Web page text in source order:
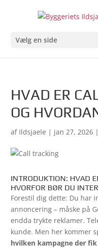
Vælg en side
HVAD ER
OG
af Ildsjaele | jan 27, 2026
INTRODUKTION: HVAD
HVORFOR BØR DU
Forestil dig dette: Du har
annoncering – måske på
endda trykte reklamer.
kunde. Men her kommer
hvilken kampagne der